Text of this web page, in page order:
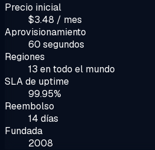
Precio inicial
$3.48 / mes
Aprovisionamiento
60 segundos
Regiones
13 en todo el mundo
SLA de uptime
99.95%
Reembolso
14 días
Fundada
2008